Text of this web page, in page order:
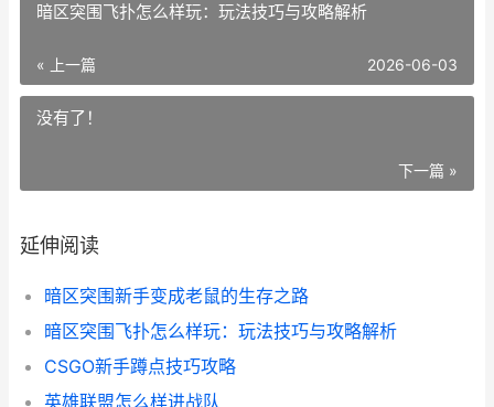
暗区突围飞扑怎么样玩：玩法技巧与攻略解析
« 上一篇 2026-06-03
没有了！
下一篇 »
延伸阅读
暗区突围新手变成老鼠的生存之路
暗区突围飞扑怎么样玩：玩法技巧与攻略解析
CSGO新手蹲点技巧攻略
英雄联盟怎么样进战队